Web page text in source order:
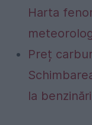
Harta
Preț
la